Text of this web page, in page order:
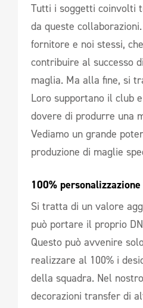
Tutti i soggetti coinvolti
da queste
fornitore e noi stessi,
contribuire al successo
maglia. Ma alla fine, si
Loro supportano il club
dovere di produrre una
Vediamo un grande
produzione di maglie
100% personalizzazione
Si tratta di un valore
può portare il proprio
Questo può avvenire
realizzare al 100% i
della squadra. Nel
decorazioni transfer di